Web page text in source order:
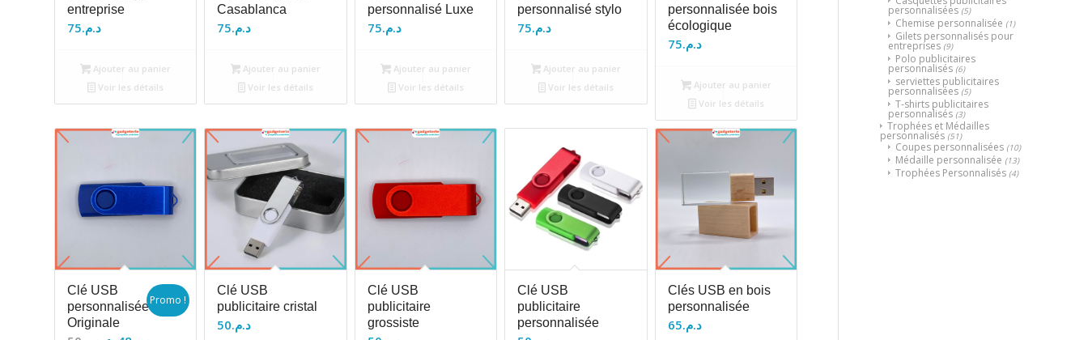
entreprise
د.م.75
Ajouter au panier
Voir les détails
Casablanca
د.م.75
Ajouter au panier
Voir les détails
personnalisé Luxe
د.م.75
Ajouter au panier
Voir les détails
personnalisé stylo
د.م.75
Ajouter au panier
Voir les détails
personnalisée bois
écologique
د.م.75
Ajouter au panier
Voir les détails
Clé USB
personnalisée
Originale
Promo !
Clé USB
publicitaire cristal
د.م.50
Clé USB
publicitaire
grossiste
Clé USB
publicitaire
personnalisée
Clés USB en bois
personnalisée
د.م.65
personnalisées (5)
Chemise personnalisée (1)
Gilets personnalisés pour
entreprises (9)
Polo publicitaires
personnalisés (6)
serviettes publicitaires
personnalisées (5)
T-shirts publicitaires
personnalisés (3)
Trophées et Médailles
personnalisés (51)
Coupes personnalisées (10)
Médaille personnalisée (13)
Trophées Personnalisés (4)